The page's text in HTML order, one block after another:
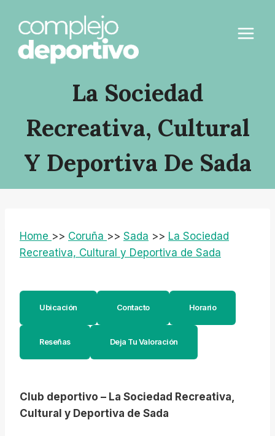
contenido
La Sociedad
Recreativa, Cultural
Y Deportiva De Sada
Home >> Coruña >> Sada >> La Sociedad
Recreativa, Cultural y Deportiva de Sada
Ubicación Contacto Horario
Reseñas Deja Tu Valoración
Club deportivo – La Sociedad Recreativa,
Cultural y Deportiva de Sada